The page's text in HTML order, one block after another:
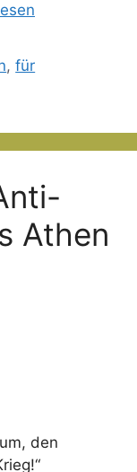
,für
Athen
den